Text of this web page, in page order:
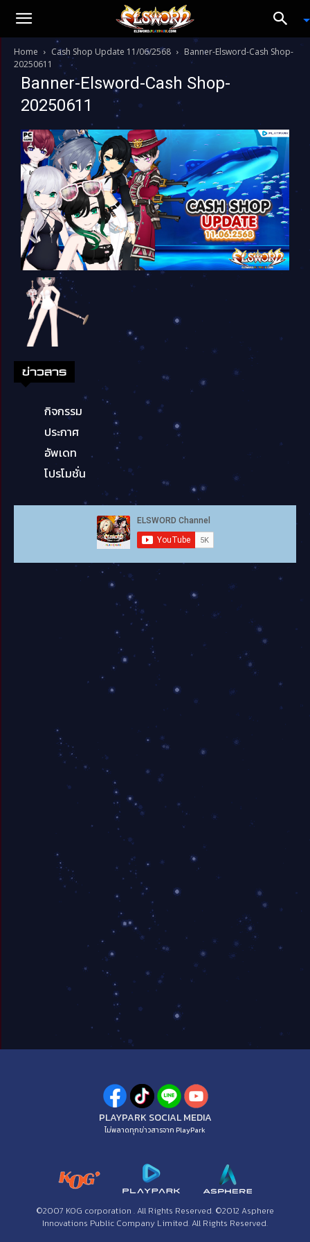
Home Cash Shop Update 11/06/2568
Banner-Elsword-Cash Shop-
20250611
Banner-Elsword-Cash Shop-
20250611
ข่าวสาร
กิจกรรม
ประกาศ
อัพเดท
โปรโมชั่น
PLAYPARK SOCIAL MEDIA
ไม่พลาดทุกข่าวสารจาก PlayPark
©2007 KOG corporation . All Rights Reserved. ©2012 Asphere
Innovations Public Company Limited. All Rights Reserved.